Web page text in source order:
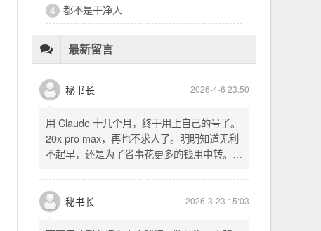
4 看完文德的二手房，护板一路响回电城
6 十六万二千八提了特斯拉，又看上东园公馆
秘书长 2026-4-6 23:50
用 Claude 十几个月，终于用上自己的号了。
20x pro max，再也不求人了。明明知道无利
不起早，还是为了省事花更多的钱用中转。链